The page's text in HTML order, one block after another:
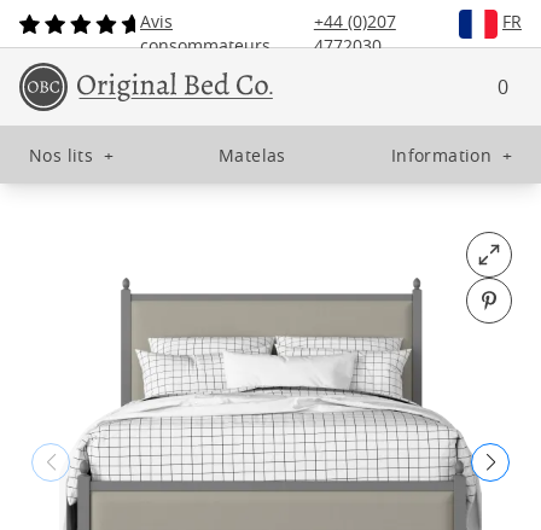
Avis
consommateurs
+44 (0)207
4772030
FR
0
Nos lits + Matelas Information +
Open
Pin